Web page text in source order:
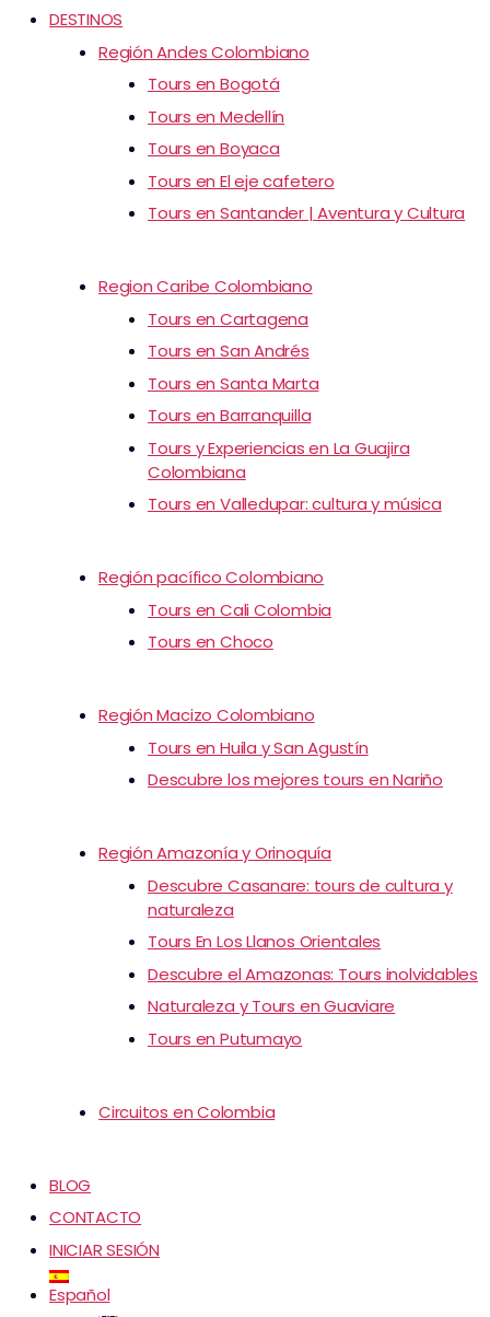
DESTINOS
Región Andes Colombiano
Tours en Bogotá
Tours en Medellín
Tours en Boyaca
Tours en El eje cafetero
Tours en Santander | Aventura y Cultura
Region Caribe Colombiano
Tours en Cartagena
Tours en San Andrés
Tours en Santa Marta
Tours en Barranquilla
Tours y Experiencias en La Guajira
Colombiana
Tours en Valledupar: cultura y música
Región pacífico Colombiano
Tours en Cali Colombia
Tours en Choco
Región Macizo Colombiano
Tours en Huila y San Agustín
Descubre los mejores tours en Nariño
Región Amazonía y Orinoquía
Descubre Casanare: tours de cultura y
naturaleza
Tours En Los Llanos Orientales
Descubre el Amazonas: Tours inolvidables
Naturaleza y Tours en Guaviare
Tours en Putumayo
Circuitos en Colombia
BLOG
CONTACTO
INICIAR SESIÓN
Español